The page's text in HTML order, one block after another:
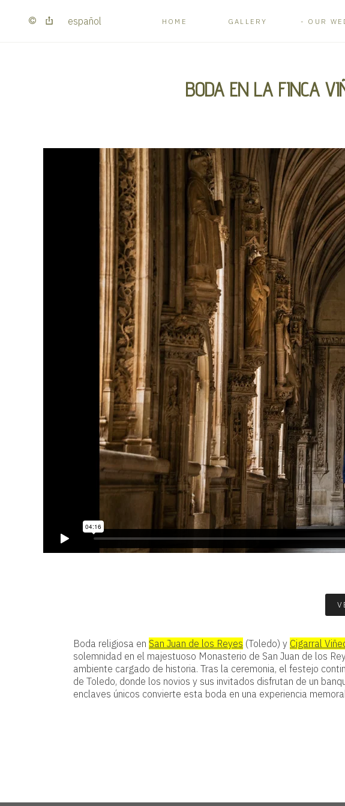
español HOME GALLERY OUR
BODA EN LA FINCA
Boda religiosa en San Juan de los Reyes (Toledo) y Cigarral
solemnidad en el majestuoso Monasterio de San Juan de los
ambiente cargado de historia. Tras la ceremonia, el festejo
de Toledo, donde los novios y sus invitados disfrutan de un
enclaves únicos convierte esta boda en una experiencia